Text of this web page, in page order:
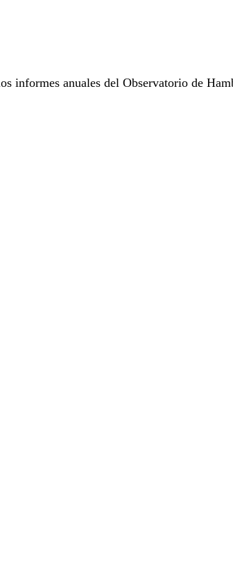
informes anuales del Observatorio de